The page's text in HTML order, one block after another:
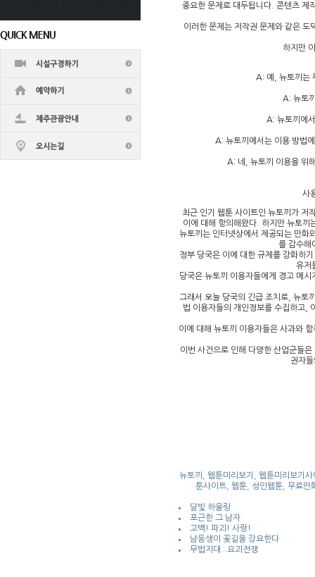
중요한 문제로 대두됩니다. 콘텐츠 제
이러한 문제는 저작권 문제와 같은
하지만
A: 예, 뉴토끼는
A: 뉴토
A: 뉴토끼에
A: 뉴토끼에서는 이용 방법
A: 네, 뉴토끼 이용을 위
사
최근 인기 웹툰 사이트인 뉴토끼가 저
이에 대해 항의해왔다. 하지만 뉴토끼
뉴토끼는 인터넷상에서 제공되는 만화
를 감수해
정부 당국은 이에 대한 규제를 강화하
유저
당국은 뉴토끼 이용자들에게 경고 메
그래서 오늘 당국의 긴급 조치로, 뉴토
법 이용자들의 개인정보를 수집하고,
이에 대해 뉴토끼 이용자들은 사과와
이번 사건으로 인해 다양한 산업군들
권자
뉴토끼, 웹툰미리보기, 웹툰미리보기
툰사이트, 웹툰, 성인웹툰, 무료만
달빛 하울링
포근한 그 남자
고백! 파괴! 사랑!
남동생이 꽃길을 강요한다
무법지대 : 요괴전쟁